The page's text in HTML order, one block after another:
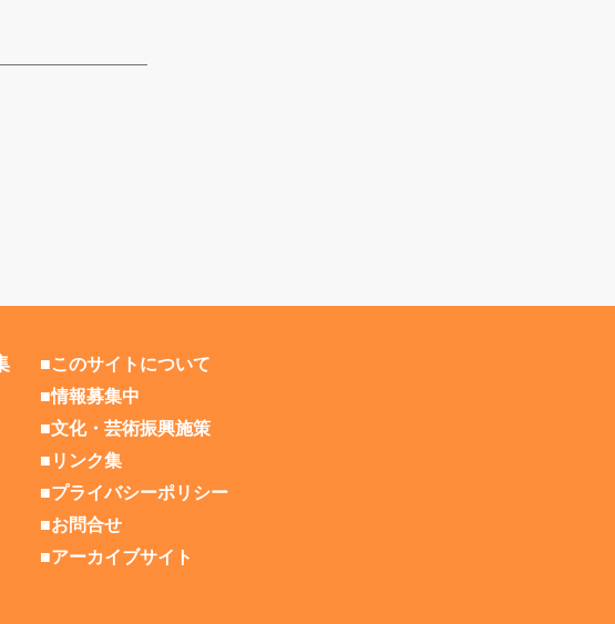
■このサイトについて
■情報募集中
■文化・芸術振興施策
■リンク集
■プライバシーポリシー
■お問合せ
■アーカイブサイト